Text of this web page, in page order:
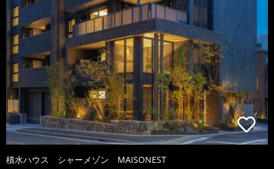
積水ハウス シャーメゾン MAISONEST